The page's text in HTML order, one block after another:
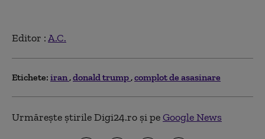
Editor :A.C.
Etichete: iran donald trump complot de asasinare
Urmărește știrile Digi24.ro și peGoogle News